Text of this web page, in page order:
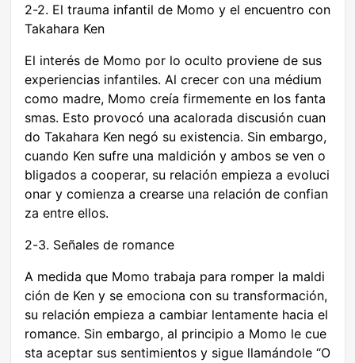
2-2. El trauma infantil de Momo y el encuentro con
Takahara Ken
El interés de Momo por lo oculto proviene de sus
experiencias infantiles. Al crecer con una médium
como madre, Momo creía firmemente en los fanta
smas. Esto provocó una acalorada discusión cuan
do Takahara Ken negó su existencia. Sin embargo,
cuando Ken sufre una maldición y ambos se ven o
bligados a cooperar, su relación empieza a evoluci
onar y comienza a crearse una relación de confian
za entre ellos.
2-3. Señales de romance
A medida que Momo trabaja para romper la maldi
ción de Ken y se emociona con su transformación,
su relación empieza a cambiar lentamente hacia el
romance. Sin embargo, al principio a Momo le cue
sta aceptar sus sentimientos y sigue llamándole “O